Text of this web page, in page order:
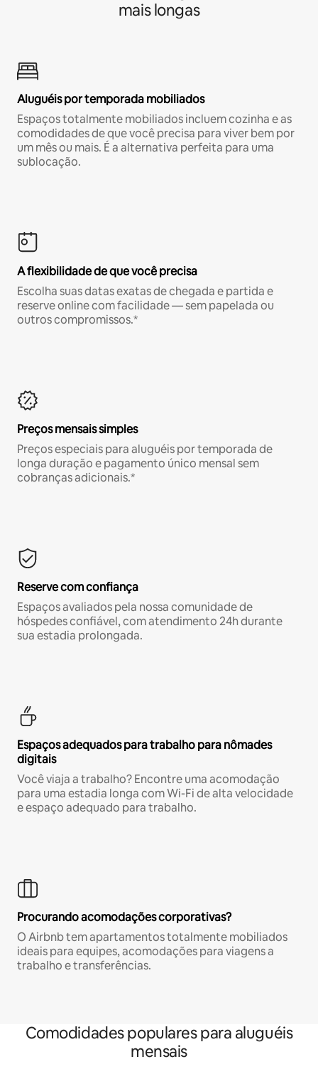
mais longas
Aluguéis por temporada mobiliados
Espaços totalmente mobiliados incluem cozinha e as
comodidades de que você precisa para viver bem por
um mês ou mais. É a alternativa perfeita para uma
sublocação.
A flexibilidade de que você precisa
Escolha suas datas exatas de chegada e partida e
reserve online com facilidade — sem papelada ou
outros compromissos.*
Preços mensais simples
Preços especiais para aluguéis por temporada de
longa duração e pagamento único mensal sem
cobranças adicionais.*
Reserve com confiança
Espaços avaliados pela nossa comunidade de
hóspedes confiável, com atendimento 24h durante
sua estadia prolongada.
Espaços adequados para trabalho para nômades
digitais
Você viaja a trabalho? Encontre uma acomodação
para uma estadia longa com Wi-Fi de alta velocidade
e espaço adequado para trabalho.
Procurando acomodações corporativas?
O Airbnb tem apartamentos totalmente mobiliados
ideais para equipes, acomodações para viagens a
trabalho e transferências.
Comodidades populares para aluguéis
mensais